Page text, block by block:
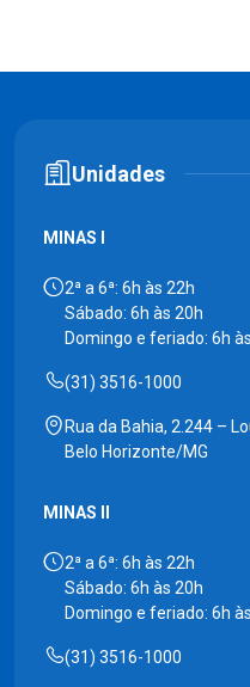
Unidades
MINAS I
2ª a 6ª: 6h às 22h
Sábado: 6h às 20h
Domingo e feriado: 6h
(31) 3516-1000
Rua da Bahia, 2.244 –
Belo Horizonte/MG
MINAS II
2ª a 6ª: 6h às 22h
Sábado: 6h às 20h
Domingo e feriado: 6h
(31) 3516-1000